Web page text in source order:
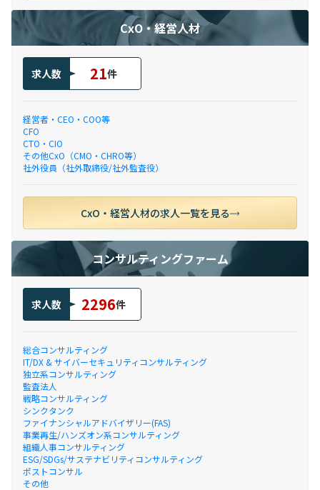
CxO・経営人材
求人数 21件
経営者・CEO・COO等
CFO
CTO・CIO
その他CxO（CMO・CHRO等）
社外役員（社外取締役/社外監査役）
CxO・経営人材の求人一覧を見る
コンサルティングファーム
求人数 2296件
総合コンサルティング
IT/DX & サイバーセキュリティコンサルティング
独立系コンサルティング
監査法人
戦略コンサルティング
シンクタンク
ファイナンシャルアドバイザリー(FAS)
事業再生/ハンズオン系コンサルティング
組織人事コンサルティング
ESG/SDGs/サステナビリティコンサルティング
ポストコンサル
その他